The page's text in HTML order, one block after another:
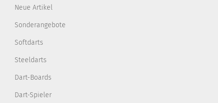
Neue Artikel
Sonderangebote
Softdarts
Steeldarts
Dart-Boards
Dart-Spieler